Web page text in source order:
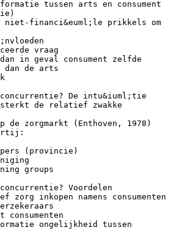
tussen arts en consument
niet-financi&euml;le prikkels om
vraag
in geval consument zelfde
dan de arts
De intu&iuml;tie
de relatief zwakke
de zorgmarkt (Enthoven, 1978)
(provincie)
groups
Voordelen
zorg inkopen namens consumenten
ongelijkheid tussen